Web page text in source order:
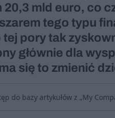
mld euro, co
tego typu
pory tak
głównie dla
się to zmienić
do bazy artykułów z „My